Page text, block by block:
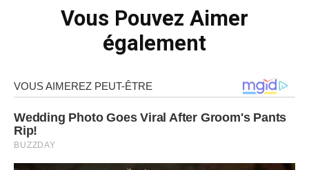
Vous Pouvez Aimer
également